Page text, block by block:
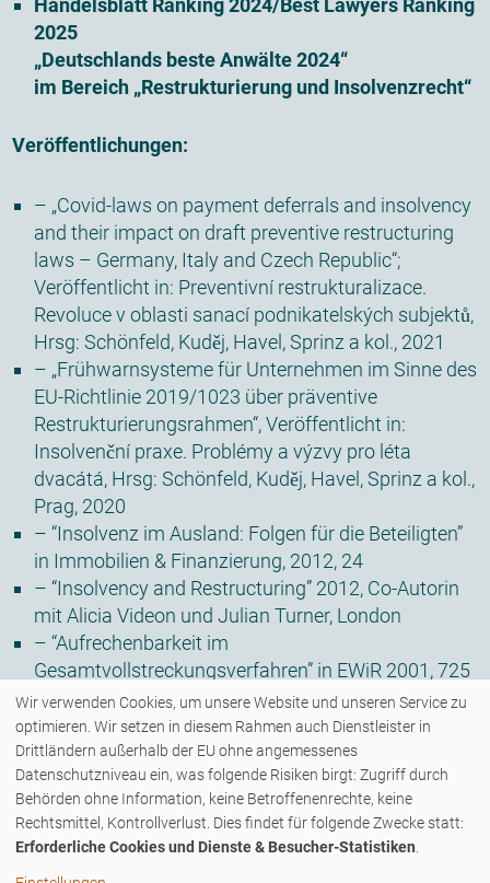
Handelsblatt Ranking 2024/Best Lawyers Ranking
2025
„Deutschlands beste Anwälte 2024“
im Bereich „Restrukturierung und Insolvenzrecht“
Veröffentlichungen:
– „Covid-laws on payment deferrals and insolvency
and their impact on draft preventive restructuring
laws – Germany, Italy and Czech Republic“;
Veröffentlicht in: Preventivní restrukturalizace.
Revoluce v oblasti sanací podnikatelských subjektů,
Hrsg:Schönfeld, Kuděj, Havel ,Sprinz a kol., 2021
– „Frühwarnsysteme für Unternehmen im Sinne des
EU-Richtlinie 2019/1023 über präventive
Restrukturierungsrahmen“, Veröffentlicht in:
Insolvenční praxe. Problémy a výzvy pro léta
dvacátá, Hrsg:Schönfeld, Kuděj, Havel ,Sprinz a kol.,
Prag, 2020
– “Insolvenz im Ausland: Folgen für die Beteiligten”
in Immobilien & Finanzierung, 2012, 24
– “Insolvency and Restructuring” 2012, Co-Autorin
mit Alicia Videon und Julian Turner, London
– “Aufrechenbarkeit im
Gesamtvollstreckungsverfahren” in EWiR 2001, 725
COPYRIGHT © 2026 - ZENK RECHTSANWÄLTE PARTNERSCHAFT MBB - ALLE
RECHTE VORBEHALTEN.
Wir verwenden Cookies, um unsere Website und unseren Service zu
optimieren. Wir setzen in diesem Rahmen auch Dienstleister in
Drittländern außerhalb der EU ohne angemessenes
Datenschutzniveau ein, was folgende Risiken birgt: Zugriff durch
Behörden ohne Information, keine Betroffenenrechte, keine
Rechtsmittel, Kontrollverlust. Dies findet für folgende Zwecke statt:
Erforderliche Cookies und Dienste & Besucher-Statistiken